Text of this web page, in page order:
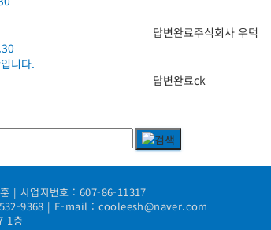
답변완료주식회사 우덕
니다.
답변완료ck
| 사업자번호 : 607-86-11317
9368 | E-mail : cooleesh@naver.com
1층